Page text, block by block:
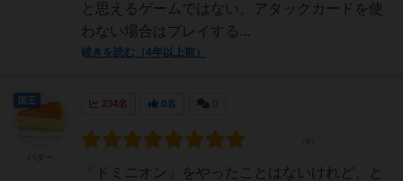
と思えるゲームではない。アタックカードを使
わない場合はプレイする...
続きを読む（4年以上前）
234名 0名
「ドミニオン」をやったことはないけれど、と
国王